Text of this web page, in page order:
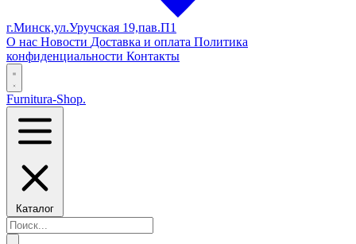
г.Минск,ул.Уручская 19,пав.П1
О нас Новости Доставка и оплата Политика
конфиденциальности Контакты
Furnitura-Shop.
Каталог